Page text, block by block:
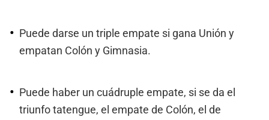
Puede darse un triple empate si gana Unión y
empatan Colón y Gimnasia.
Puede haber un cuádruple empate, si se da el
triunfo tatengue, el empate de Colón, el de